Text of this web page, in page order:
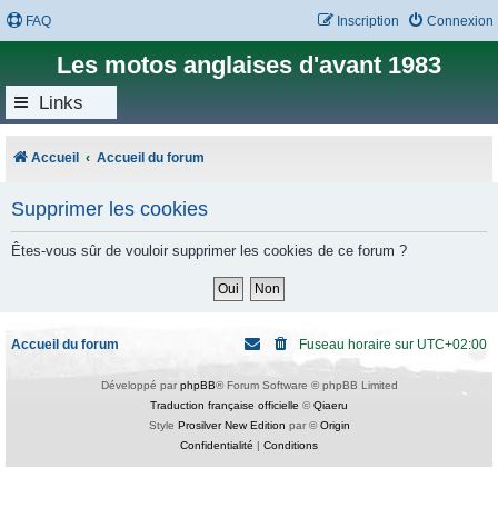
FAQ Connexion
Inscription
Les motos anglaises d'avant 1983
Links
Accueil Accueil du forum
Supprimer les cookies
Êtes-vous sûr de vouloir supprimer les cookies de ce forum ?
Accueil du forum Fuseau horaire sur UTC+02:00
Développé par phpBB® Forum Software © phpBB Limited
Traduction française officielle ©Qiaeru
Style Prosilver New Edition par ©Origin
Confidentialité | Conditions